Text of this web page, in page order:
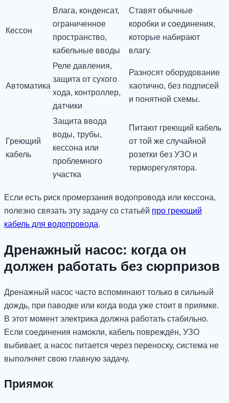
Кессон
Влага, конденсат,
ограниченное
пространство,
кабельные вводы
Ставят обычные
коробки и соединения,
которые набирают
влагу.
Автоматика
Реле давления,
защита от сухого
хода, контроллер,
датчики
Разносят оборудование
хаотично, без подписей
и понятной схемы.
Греющий
кабель
Защита ввода
воды, трубы,
кессона или
проблемного
участка
Питают греющий кабель
от той же случайной
розетки без УЗО и
терморегулятора.
Если есть риск промерзания водопровода или кессона,
полезно связать эту задачу со статьёй про греющий
кабель для водопровода.
Дренажный насос: когда он
должен работать без сюрпризов
Дренажный насос часто вспоминают только в сильный
дождь, при паводке или когда вода уже стоит в приямке.
В этот момент электрика должна работать стабильно.
Если соединения намокли, кабель повреждён, УЗО
выбивает, а насос питается через переноску, система не
выполняет свою главную задачу.
Приямок